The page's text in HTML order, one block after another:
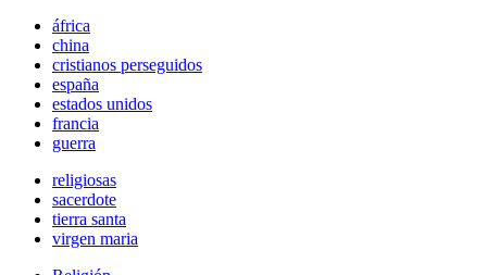
áfrica
china
cristianos perseguidos
españa
estados unidos
francia
guerra
religiosas
sacerdote
tierra santa
virgen maria